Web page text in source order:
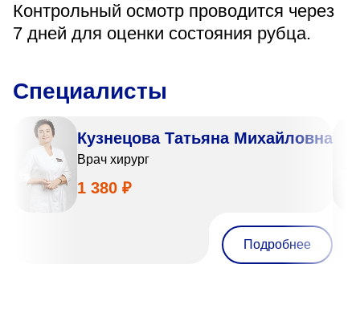
Контрольный осмотр проводится через
7 дней для оценки состояния рубца.
Специалисты
Кузнецова Татьяна Михайловна
Врач хирург
1 380 ₽
Подробнее